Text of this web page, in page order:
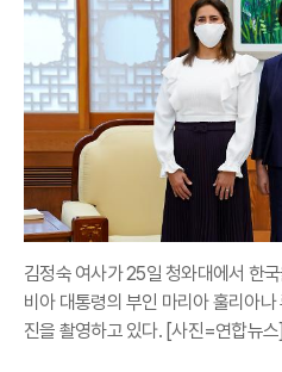
김정숙 여사가 25일 청와대에서 한
비아 대통령의 부인 마리아 훌리아
진을 촬영하고 있다. [사진=연합뉴스]